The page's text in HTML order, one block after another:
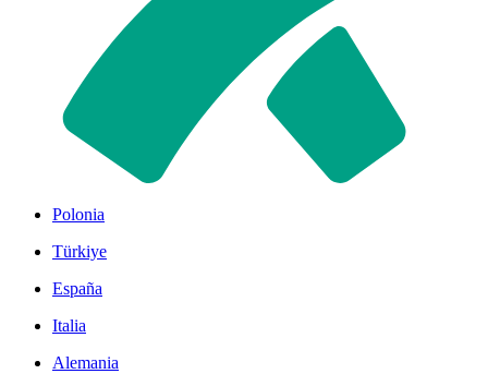
Polonia
Türkiye
España
Italia
Alemania